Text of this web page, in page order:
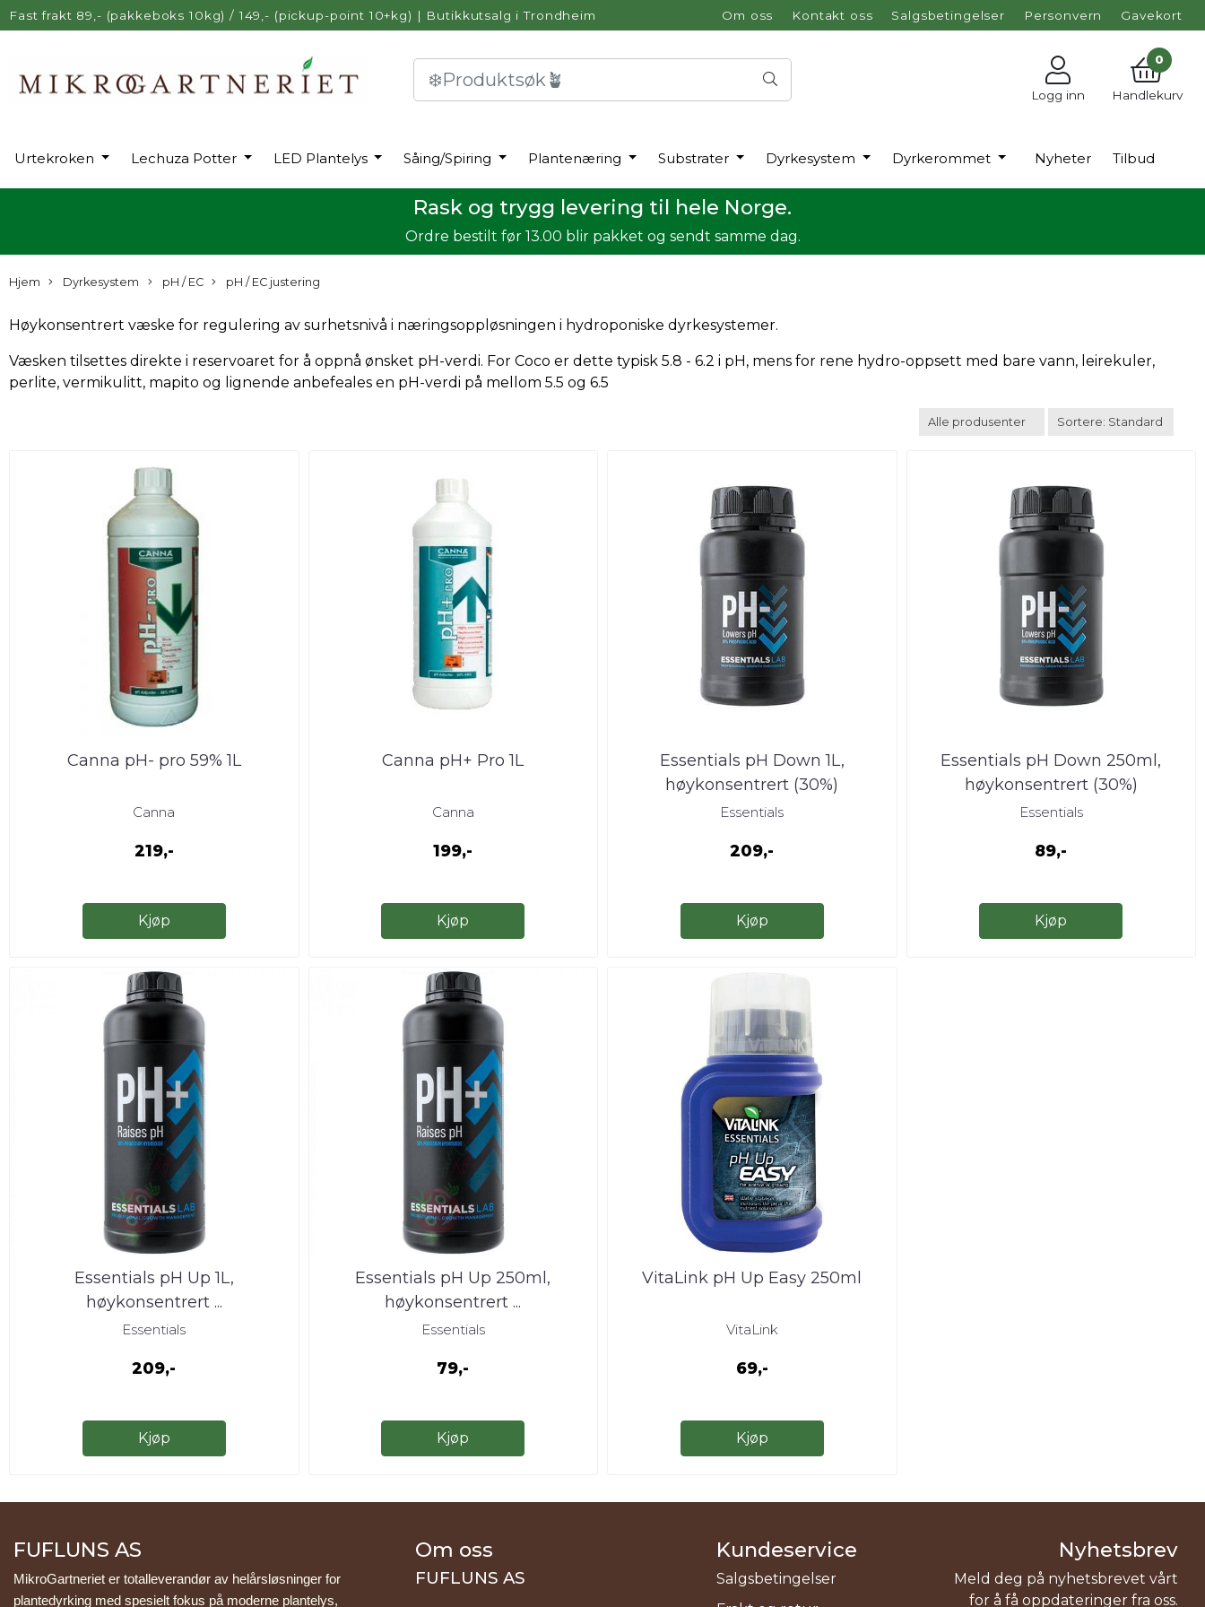
Fast frakt 89,- (pakkeboks 10kg) / 149,- (pickup-point 10+kg) | Butikkutsalg i Trondheim Om oss Kontakt oss Salgsbetingelser Personvern Gavekort
Logg inn
0
Handlekurv
Urtekroken Lechuza Potter LED Plantelys Såing/Spiring Plantenæring Substrater Dyrkesystem Dyrkerommet Nyheter Tilbud
Rask og trygg levering til hele Norge.
Ordre bestilt før 13.00 blir pakket og sendt samme dag.
Hjem Dyrkesystem pH / EC pH / EC justering
Høykonsentrert væske for regulering av surhetsnivå i næringsoppløsningen i hydroponiske dyrkesystemer.
Væsken tilsettes direkte i reservoaret for å oppnå ønsket pH-verdi. For Coco er dette typisk 5.8 - 6.2 i pH, mens for rene hydro-oppsett med bare vann, leirekuler,
perlite, vermikulitt, mapito og lignende anbefeales en pH-verdi på mellom 5.5 og 6.5
Canna pH- pro 59% 1L
Canna
219,-
Kjøp
Canna pH+ Pro 1L
Canna
199,-
Kjøp
Essentials pH Down 1L,
høykonsentrert (30%)
Essentials
209,-
Kjøp
Essentials pH Down 250ml,
høykonsentrert (30%)
Essentials
89,-
Kjøp
Essentials pH Up 1L,
høykonsentrert ...
Essentials
209,-
Kjøp
Essentials pH Up 250ml,
høykonsentrert ...
Essentials
79,-
Kjøp
VitaLink pH Up Easy 250ml
VitaLink
69,-
Kjøp
FUFLUNS AS
MikroGartneriet er totalleverandør av helårsløsninger for
plantedyrking med spesielt fokus på moderne plantelys,
Om oss
FUFLUNS AS
Kundeservice
Salgsbetingelser
Nyhetsbrev
Meld deg på nyhetsbrevet vårt
for å få oppdateringer fra oss.